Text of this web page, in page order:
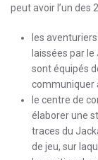
peut avoir l’un des
les
laissées par
sont équipés
communiquer
le centre de
élaborer une
traces du
de jeu, sur